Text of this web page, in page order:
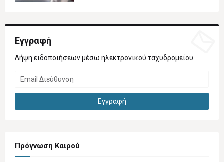
Εγγραφή
Λήψη ειδοποιήσεων μέσω ηλεκτρονικού ταχυδρομείου
Πρόγνωση Καιρού